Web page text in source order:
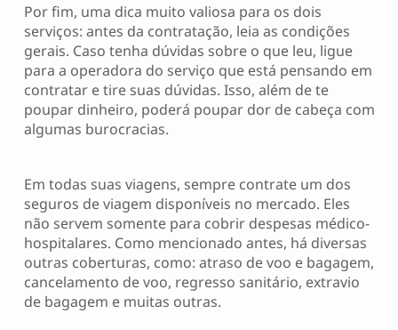
Por fim, uma dica muito valiosa para os dois
serviços: antes da contratação, leia as condições
gerais. Caso tenha dúvidas sobre o que leu, ligue
para a operadora do serviço que está pensando em
contratar e tire suas dúvidas. Isso, além de te
poupar dinheiro, poderá poupar dor de cabeça com
algumas burocracias.
Em todas suas viagens, sempre contrate um dos
seguros de viagem disponíveis no mercado. Eles
não servem somente para cobrir despesas médico-
hospitalares. Como mencionado antes, há diversas
outras coberturas, como: atraso de voo e bagagem,
cancelamento de voo, regresso sanitário, extravio
de bagagem e muitas outras.